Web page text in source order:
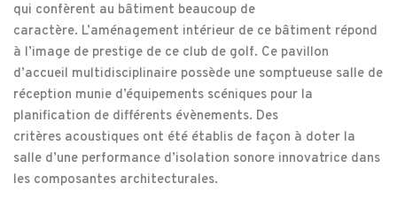
qui confèrent au bâtiment beaucoup de
caractère. L’aménagement intérieur de ce bâtiment répond
à l’image de prestige de ce club de golf. Ce pavillon
d’accueil multidisciplinaire possède une somptueuse salle de
réception munie d’équipements scéniques pour la
planification de différents évènements. Des
critères acoustiques ont été établis de façon à doter la
salle d’une performance d’isolation sonore innovatrice dans
les composantes architecturales.